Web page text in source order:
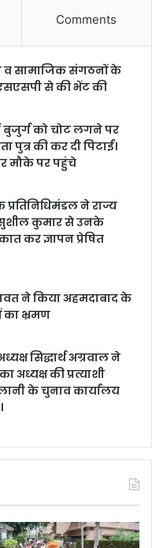
Comments
व सामाजिक संगठनों के
से की भेंट की
को चोट लगने पर
पुत्र की कर दी पिटाई।
मौके पर पहुंचे
ने राज्य
कुमार से उनके
कर ज्ञापन प्रेषित
ने किया अहमदाबाद के
का भ्रमण
सिद्धार्थ अग्रवाल ने
अध्यक्ष की प्रत्याशी
के चुनाव कार्यालय